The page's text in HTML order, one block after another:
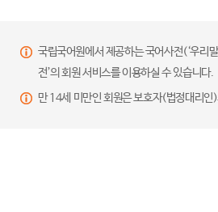
국립국어원에서 제공하는 국어사전(‘우리
전’의 회원 서비스를 이용하실 수 있습니다.
만 14세 미만인 회원은 보호자(법정대리